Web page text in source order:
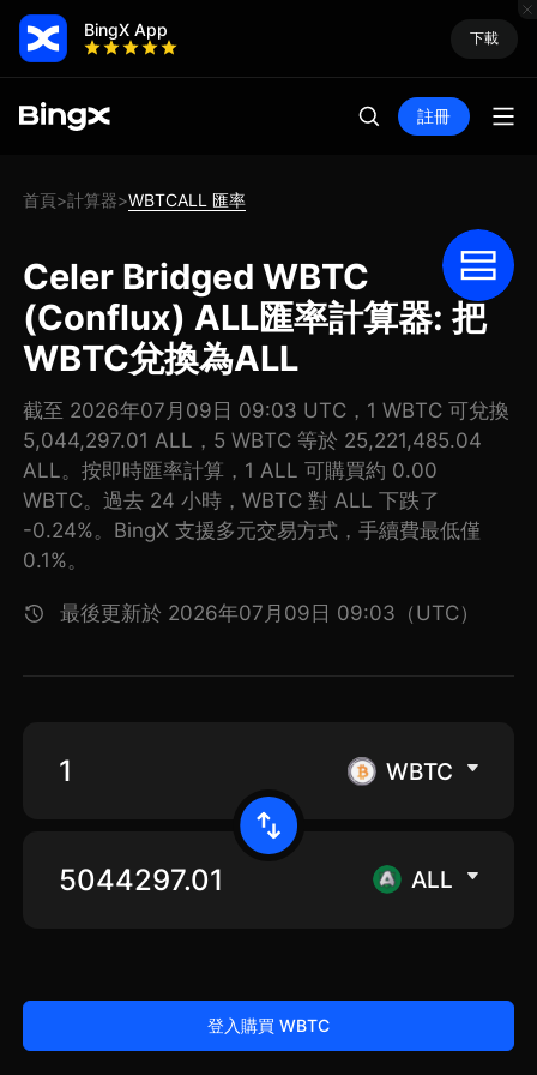
BingX App 下載
註冊
首頁>計算器>WBTCALL 匯率
Celer Bridged WBTC
(Conflux) ALL匯率計算器: 把
WBTC兌換為ALL
截至 2026年07月09日 09:03 UTC，1 WBTC 可兌換
5,044,297.01 ALL，5 WBTC 等於 25,221,485.04
ALL。按即時匯率計算，1 ALL 可購買約 0.00
WBTC。過去 24 小時，WBTC 對 ALL 下跌了
-0.24%。BingX 支援多元交易方式，手續費最低僅
0.1%。
最後更新於 2026年07月09日 09:03（UTC）
WBTC
ALL
登入購買 WBTC